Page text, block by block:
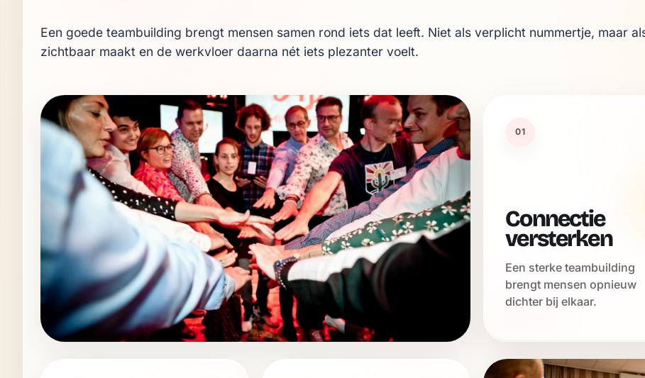
Een goede teambuilding brengt mensen samen rond iets dat leeft. Niet als verplicht nummertje, maar
zichtbaar maakt en de werkvloer daarna nét iets plezanter voelt.
01
Connectie
versterken
Een sterke teambuilding
brengt mensen opnieuw
dichter bij elkaar.